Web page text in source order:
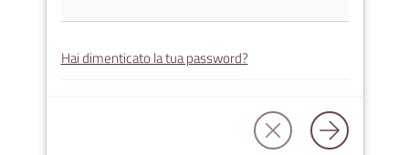
Amministrazione
Hai dimenticato la tua password?